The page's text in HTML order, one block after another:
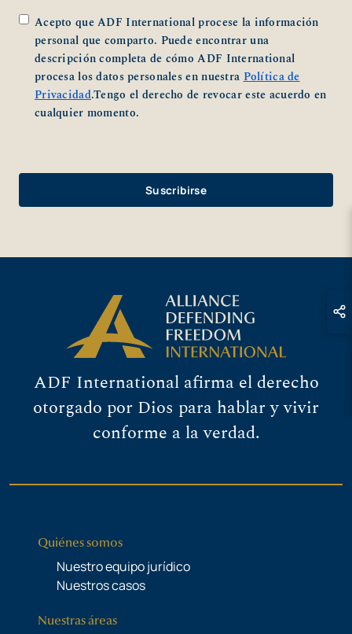
*
Acepto que ADF International procese la información
personal que comparto. Puede encontrar una
descripción completa de cómo ADF International
procesa los datos personales en nuestraPolítica de
Privacidad.Tengo el derecho de revocar este acuerdo en
cualquier momento.
ADF International afirma el derecho
otorgado por Dios para hablar y vivir
conforme a la verdad.
Quiénes somos
Nuestro equipo jurídico
Nuestros casos
Nuestras áreas